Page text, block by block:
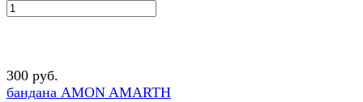
300 руб.
бандана AMON AMARTH